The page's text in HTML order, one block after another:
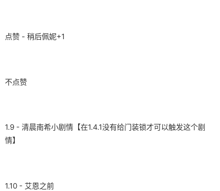
点赞 - 稍后佩妮+1
不点赞
1.9 - 清晨南希小剧情【在1.4.1没有给门装锁才可以触发这个剧
情】
1.10 - 艾恩之前